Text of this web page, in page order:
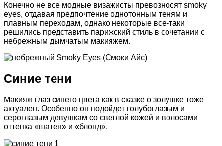
Конечно не все модные визажисты превозносят smoky
eyes, отдавая предпочтение однотонным теням и
плавным переходам, однако некоторые все-таки
решились представить парижский стиль в сочетании с
небрежным дымчатым макияжем.
Синие тени
Макияж глаз синего цвета как в сказке о золушке тоже
актуален. Особенно он подойдет голубоглазым и
сероглазым девушкам со светлой кожей и волосами
оттенка «шатен» и «блонд».